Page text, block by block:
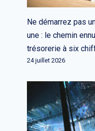
Ne démarrez pas
une : le chemin
trésorerie à six
24 juillet 2026